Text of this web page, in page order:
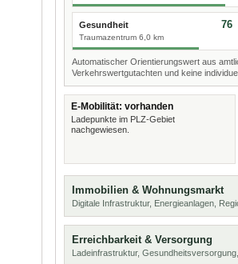
Gesundheit
Traumazentrum 6,0 km
76
Automatischer Orientierungswert aus
Verkehrswertgutachten und keine
E-Mobilität: vorhanden
Ladepunkte im PLZ-Gebiet
nachgewiesen.
Immobilien & Wohnungsmarkt
Digitale Infrastruktur, Energieanlagen,
Erreichbarkeit & Versorgung
Ladeinfrastruktur,